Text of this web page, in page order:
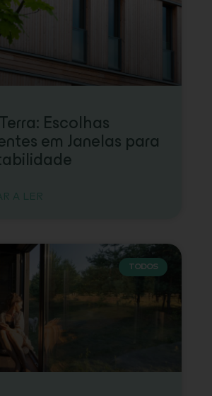
Escolhas
em Janelas para
A LER
TODOS